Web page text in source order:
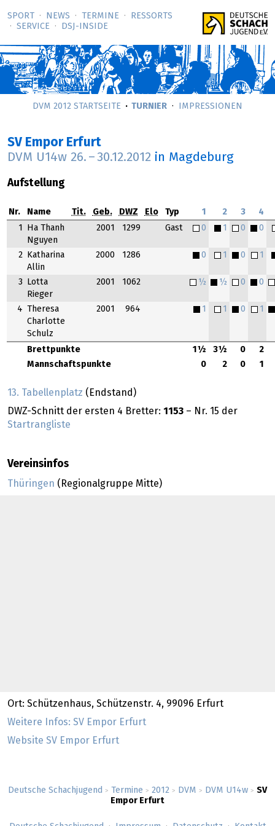
SPORT NEWS TERMINE
RESSORTS
SERVICE
DSJ-­INSIDE
Deutsche Schachjugend > Termine > 2012 > DVM > DVM U14w > SV
Empor Erfurt
DVM 2012 STARTSEITE TURNIER IMPRESSIONEN
SV Empor Erfurt
DVM U14w 26. – 30.12.2012 in Magdeburg
Aufstellung
Nr. Name Tit. Geb. DWZ Elo Typ 1 2 3 4
Brettpunkte 1½ 3½ 0
2
Mannschaftspunkte
0 2 0 1
1
Ha Thanh
Nguyen
2001 1299 Gast 0 1 0 0
2
Katharina
Allin
2000 1286 0 1 0 1
3
Lotta
Rieger
2001 1062 ½ ½ 0 0
4
Theresa
Charlotte
Schulz
2001 964 1 1 0 1
13. Tabellenplatz (Endstand)
DWZ-Schnitt der ersten 4 Bretter: 1153 – Nr. 15 der
Startrangliste
Vereinsinfos
Thüringen (Regionalgruppe Mitte)
Ort: Schützenhaus, Schützenstr. 4, 99096 Erfurt
Weitere Infos: SV Empor Erfurt
Website SV Empor Erfurt